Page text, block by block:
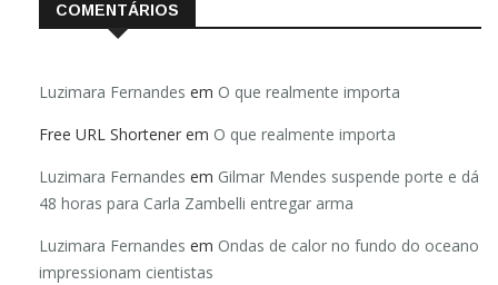
COMENTÁRIOS
Luzimara Fernandes em O que realmente importa
Free URL Shortener em O que realmente importa
Luzimara Fernandes em Gilmar Mendes suspende porte e dá
48 horas para Carla Zambelli entregar arma
Luzimara Fernandes em Ondas de calor no fundo do oceano
impressionam cientistas